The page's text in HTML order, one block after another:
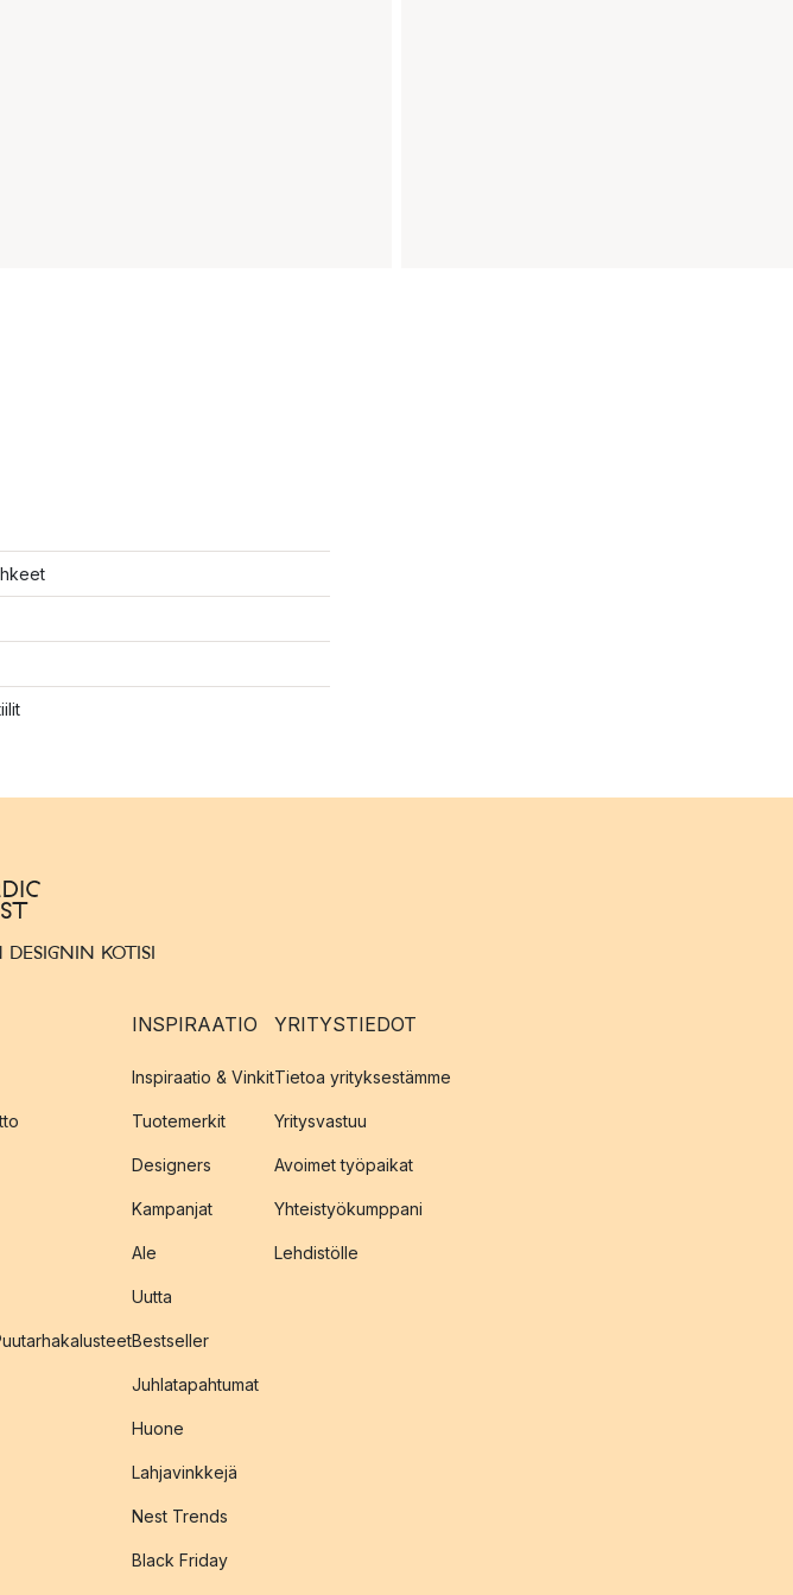
KOTISI
INSPIRAATIO
Inspiraatio & Vinkit
Tuotemerkit
Designers
Kampanjat
Ale
Uutta
Bestseller
Juhlatapahtumat
Huone
Lahjavinkkejä
Nest Trends
Black Friday
YRITYSTIEDOT
Tietoa yrityksestämme
Yritysvastuu
Avoimet työpaikat
Yhteistyökumppani
Lehdistölle